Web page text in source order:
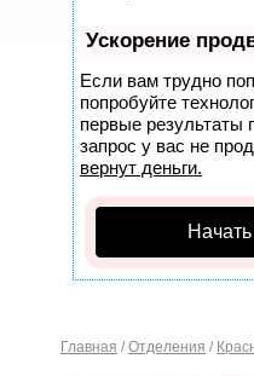
Ускорение
Если вам трудно
попробуйте
первые результаты
запрос у вас не
вернут деньги.
Главная / Отделения /